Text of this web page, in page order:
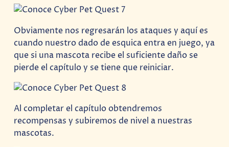
Obviamente nos regresarán los ataques y aquí es
cuando nuestro dado de esquica entra en juego, ya
que si una mascota recibe el suficiente daño se
pierde el capítulo y se tiene que reiniciar.
Al completar el capítulo obtendremos
recompensas y subiremos de nivel a nuestras
mascotas.